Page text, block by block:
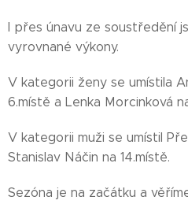
I přes únavu ze soustředění
vyrovnané výkony.
V kategorii ženy se umístila
6.místě a Lenka Morcinková
V kategorii muži se umístil
Stanislav Náčin na 14.místě.
Sezóna je na začátku a